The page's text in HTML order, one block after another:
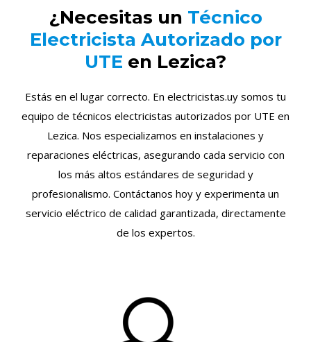
¿Necesitas un Técnico
Electricista Autorizado por
UTE en Lezica?
Estás en el lugar correcto. En electricistas.uy somos tu
equipo de técnicos electricistas autorizados por UTE en
Lezica. Nos especializamos en instalaciones y
reparaciones eléctricas, asegurando cada servicio con
los más altos estándares de seguridad y
profesionalismo. Contáctanos hoy y experimenta un
servicio eléctrico de calidad garantizada, directamente
de los expertos.